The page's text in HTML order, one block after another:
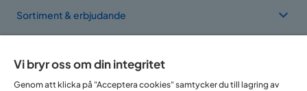
Sortiment & erbjudande
Vi bryr oss om din integritet
Genom att klicka på "Acceptera cookies" samtycker du till lagring av